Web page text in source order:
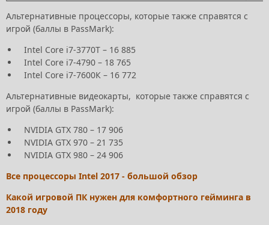
Альтернативные процессоры, которые также справятся с
игрой (баллы в PassMark):
Intel Core i7-3770Т – 16 885
Intel Core i7-4790 – 18 765
Intel Core i7-7600К – 16 772
Альтернативные видеокарты, которые также справятся с
игрой (баллы в PassMark):
NVIDIA GTX 780 – 17 906
NVIDIA GTX 970 – 21 735
NVIDIA GTX 980 – 24 906
Все процессоры Intel 2017 - большой обзор
Какой игровой ПК нужен для комфортного гейминга в
2018 году